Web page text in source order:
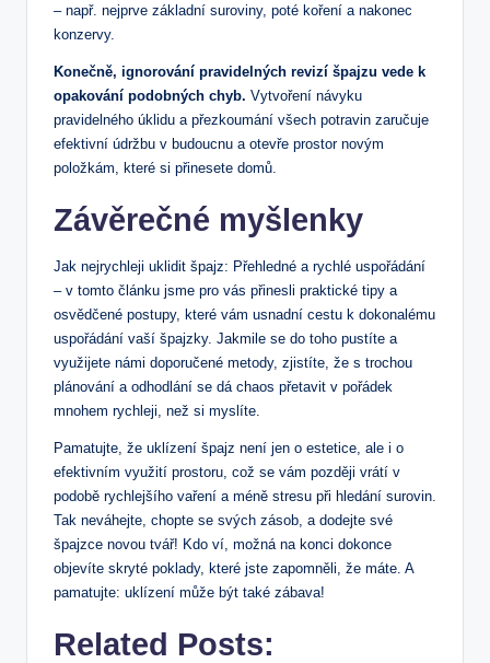
– např. nejprve základní suroviny, poté koření a nakonec
konzervy.
Konečně, ignorování pravidelných revizí špajzu vede k
opakování podobných chyb. Vytvoření návyku
pravidelného úklidu a přezkoumání všech potravin zaručuje
efektivní údržbu v budoucnu a otevře prostor novým
položkám, které si přinesete domů.
Závěrečné myšlenky
Jak nejrychleji uklidit špajz: Přehledné a rychlé uspořádání
– v tomto článku jsme pro vás přinesli praktické tipy a
osvědčené postupy, které vám usnadní cestu k dokonalému
uspořádání vaší špajzky. Jakmile se do toho pustíte a
využijete námi doporučené metody, zjistíte, že s trochou
plánování a odhodlání se dá chaos přetavit v pořádek
mnohem rychleji, než si myslíte.
Pamatujte, že uklízení špajz není jen o estetice, ale i o
efektivním využití prostoru, což se vám později vrátí v
podobě rychlejšího vaření a méně stresu při hledání surovin.
Tak neváhejte, chopte se svých zásob, a dodejte své
špajzce novou tvář! Kdo ví, možná na konci dokonce
objevíte skryté poklady, které jste zapomněli, že máte. A
pamatujte: uklízení může být také zábava!
Related Posts: